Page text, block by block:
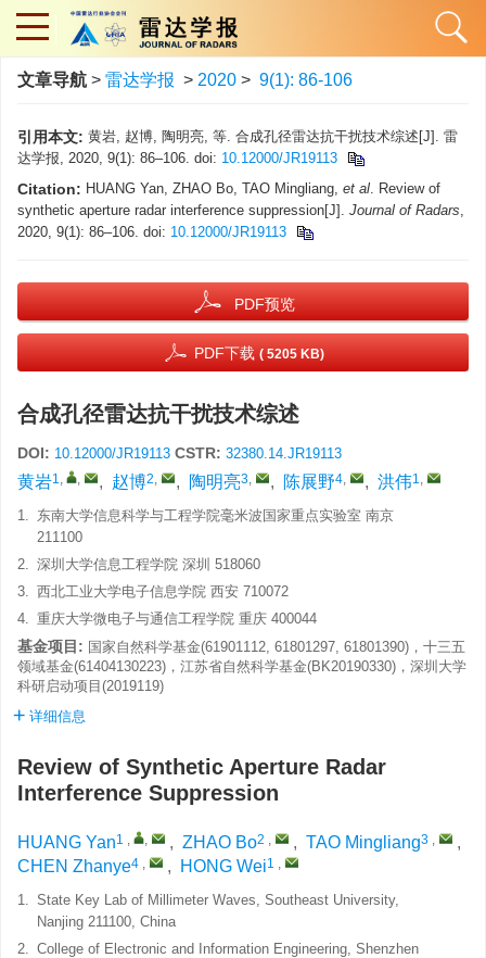
文章导航 > 雷达学报 > 2020 > 9(1): 86-106
引用本文: 黄岩, 赵博, 陶明亮, 等. 合成孔径雷达抗干扰技术综述[J]. 雷
达学报, 2020, 9(1): 86–106. doi: 10.12000/JR19113
Citation: HUANG Yan, ZHAO Bo, TAO Mingliang, et al. Review of
synthetic aperture radar interference suppression[J]. Journal of Radars,
2020, 9(1): 86–106. doi: 10.12000/JR19113
PDF预览
PDF下载 ( 5205 KB)
合成孔径雷达抗干扰技术综述
DOI: 10.12000/JR19113 CSTR: 32380.14.JR19113
黄岩1, , , 赵博2, , 陶明亮3, , 陈展野4, , 洪伟1,
1. 东南大学信息科学与工程学院毫米波国家重点实验室 南京
211100
2. 深圳大学信息工程学院 深圳 518060
3. 西北工业大学电子信息学院 西安 710072
4. 重庆大学微电子与通信工程学院 重庆 400044
基金项目: 国家自然科学基金(61901112, 61801297, 61801390)，十三五
领域基金(61404130223)，江苏省自然科学基金(BK20190330)，深圳大学
科研启动项目(2019119)
详细信息
Review of Synthetic Aperture Radar
Interference Suppression
HUANG Yan1 , , , ZHAO Bo2 , , TAO Mingliang3 ,
,
CHEN Zhanye4 , , HONG Wei1 ,
1. State Key Lab of Millimeter Waves, Southeast University,
Nanjing 211100, China
2. College of Electronic and Information Engineering, Shenzhen